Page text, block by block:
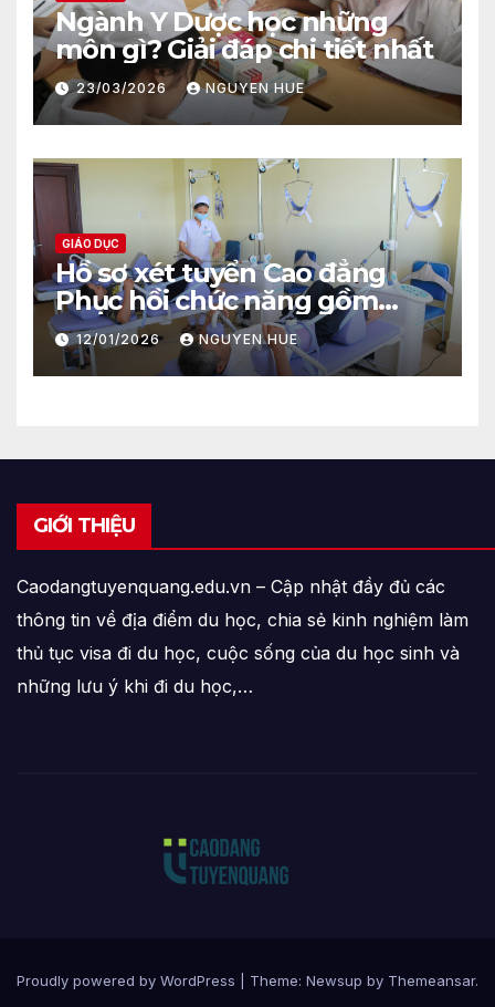
Ngành Y Dược học những
môn gì? Giải đáp chi tiết nhất
23/03/2026 NGUYEN HUE
GIÁO DỤC
Hồ sơ xét tuyển Cao đẳng
Phục hồi chức năng gồm
những gì?
12/01/2026 NGUYEN HUE
GIỚI THIỆU
Caodangtuyenquang.edu.vn – Cập nhật đầy đủ các
thông tin về địa điểm du học, chia sẻ kinh nghiệm làm
thủ tục visa đi du học, cuộc sống của du học sinh và
những lưu ý khi đi du học,…
Proudly powered by WordPress Theme: Newsup by Themeansar.